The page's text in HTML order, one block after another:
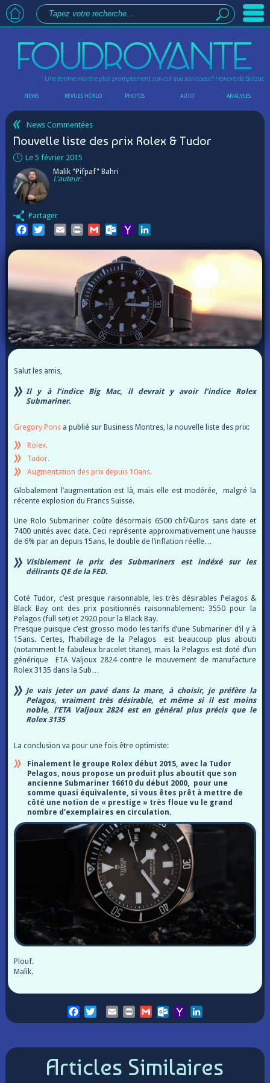
" Une femme montre plus promptement son cul que son coeur." Honoré de Balzac
NEWS REVUES HORLO PHOTOS AUTO ANALYSES
News Commentées
Nouvelle liste des prix Rolex & Tudor
Le 5 février 2015
Malik "Pifpaf" Bahri
L'auteur.
Partager
FacebookTwitterEmailPrint GmailOutlook.com
Yahoo
Salut les amis,
Il y à l’indice Big Mac, il devrait y avoir l’indice Rolex
Submariner.
Gregory Pons a publié sur Business Montres, la nouvelle liste des prix:
Rolex.
Tudor.
Augmentation des prix depuis 10ans.
Globalement l’augmentation est là, mais elle est modérée, malgré la
récente explosion du Francs Suisse.
Une Rolo Submariner coûte désormais 6500 chf/€uros sans date et
7400 unités avec date. Ceci représente approximativement une hausse
de 6% par an depuis 15ans, le double de l’inflation réelle…
Visiblement le prix des Submariners est indéxé sur les
délirants QE de la FED.
Coté Tudor, c’est presque raisonnable, les très désirables Pelagos &
Black Bay ont des prix positionnés raisonnablement: 3550 pour la
Pelagos (full set) et 2920 pour la Black Bay.
Presque puisque c’est grosso modo les tarifs d’une Submariner d’il y à
15ans. Certes, l’habillage de la Pelagos est beaucoup plus abouti
(notamment le fabuleux bracelet titane), mais la Pelagos est doté d’un
générique ETA Valjoux 2824 contre le mouvement de manufacture
Rolex 3135 dans la Sub…
Je vais jeter un pavé dans la mare, à choisir, je préfère la
Pelagos, vraiment très désirable, et même si il est moins
noble, l’ETA Valjoux 2824 est en général plus précis que le
Rolex 3135
La conclusion va pour une fois être optimiste:
Finalement le groupe Rolex début 2015, avec la Tudor
Pelagos, nous propose un produit plus aboutit que son
ancienne Submariner 16610 du début 2000, pour une
somme quasi équivalente, si vous êtes prêt à mettre de
côté une notion de « prestige » très floue vu le grand
nombre d’exemplaires en circulation.
Plouf.
Malik.
FacebookTwitterEmailPrint GmailOutlook.com
Yahoo
Mail
Articles Similaires